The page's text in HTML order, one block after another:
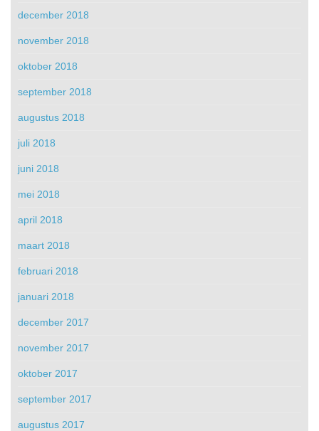
december 2018
november 2018
oktober 2018
september 2018
augustus 2018
juli 2018
juni 2018
mei 2018
april 2018
maart 2018
februari 2018
januari 2018
december 2017
november 2017
oktober 2017
september 2017
augustus 2017